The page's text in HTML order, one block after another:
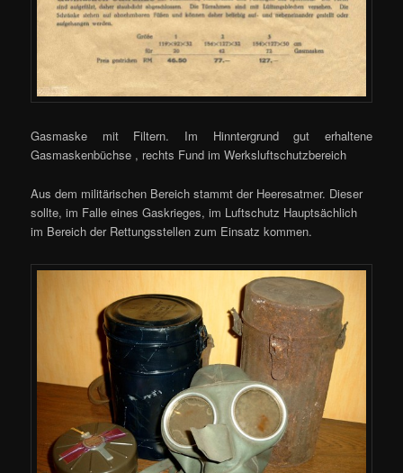
Gasmaske mit Filtern. Im Hinntergrund gut erhaltene
Gasmaskenbüchse , rechts Fund im Werksluftschutzbereich
Aus dem militärischen Bereich stammt der Heeresatmer. Dieser
sollte, im Falle eines Gaskrieges, im Luftschutz Hauptsächlich
im Bereich der Rettungsstellen zum Einsatz kommen.